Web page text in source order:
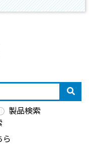
製品検索
ら